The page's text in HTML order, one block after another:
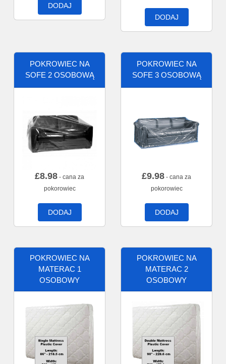
DODAJ
DODAJ
POKROWIEC NA
SOFE 2 OSOBOWĄ
£8.98 - cana za
pokorowiec
DODAJ
POKROWIEC NA
SOFE 3 OSOBOWĄ
£9.98 - cana za
pokorowiec
DODAJ
POKROWIEC NA
MATERAC 1
OSOBOWY
POKROWIEC NA
MATERAC 2
OSOBOWY